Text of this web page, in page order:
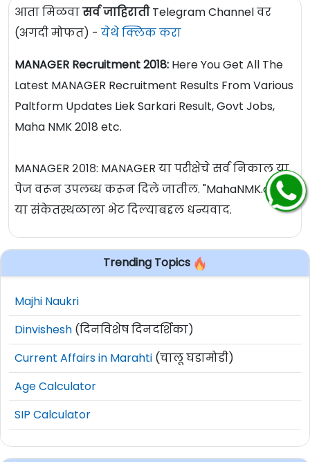
आता मिळवासर्व जाहिरातीTelegram Channel वर
(अगदी मोफत) - येथे क्लिक करा
MANAGER Recruitment 2018: Here You Get All The
Latest MANAGER Recruitment Results From Various
Paltform Updates Liek Sarkari Result, Govt Jobs,
Maha NMK 2018 etc.
MANAGER २०१८: MANAGER या परीक्षेचे सर्व निकाल या
पेज वरून उपलब्ध करून दिले जातील. "MahaNMK.com"
या संकेतस्थळाला भेट दिल्याबद्दल धन्यवाद.
Trending Topics
Majhi Naukri
Dinvishesh (दिनविशेष दिनदर्शिका)
Current Affairs in Marahti (चालू घडामोडी)
Age Calculator
SIP Calculator